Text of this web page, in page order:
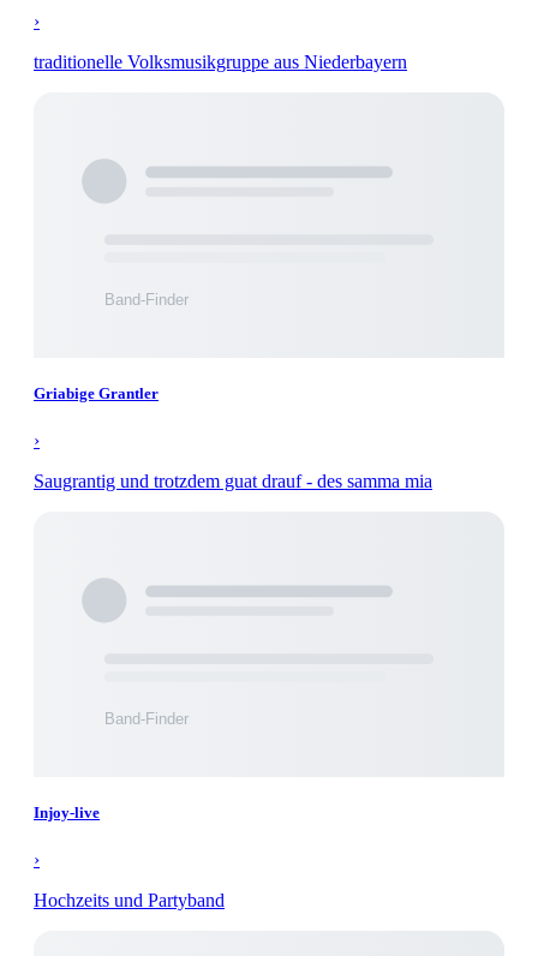
›
traditionelle Volksmusikgruppe aus Niederbayern
Griabige Grantler
›
Saugrantig und trotzdem guat drauf - des samma mia
Injoy-live
›
Hochzeits und Partyband